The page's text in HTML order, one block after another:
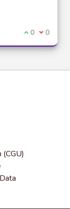
Je suis
0 Je ne
0
étudiante
citoyenne